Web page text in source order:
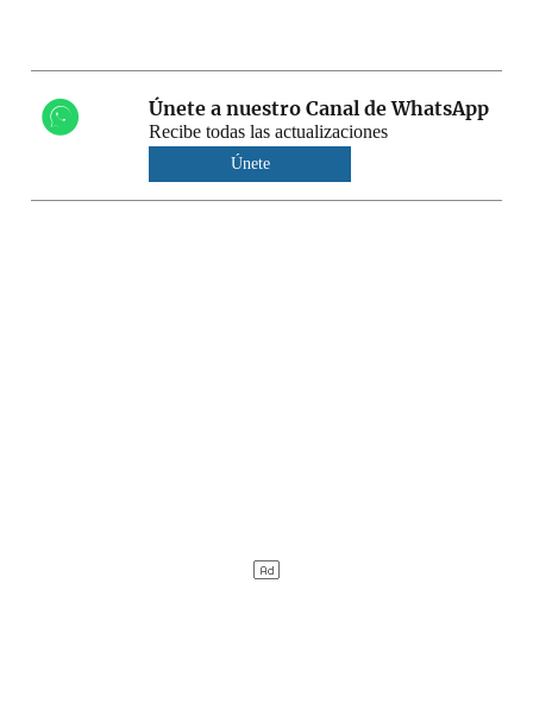
Únete a nuestro Canal de WhatsApp
Recibe todas las actualizaciones
Únete